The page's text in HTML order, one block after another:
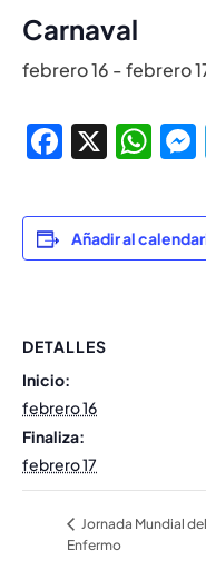
Carnaval
febrero 16 -febrero
X
Añadir al
DETALLES
Inicio:
febrero 16
Finaliza:
febrero 17
Jornada Mundial del
Enfermo